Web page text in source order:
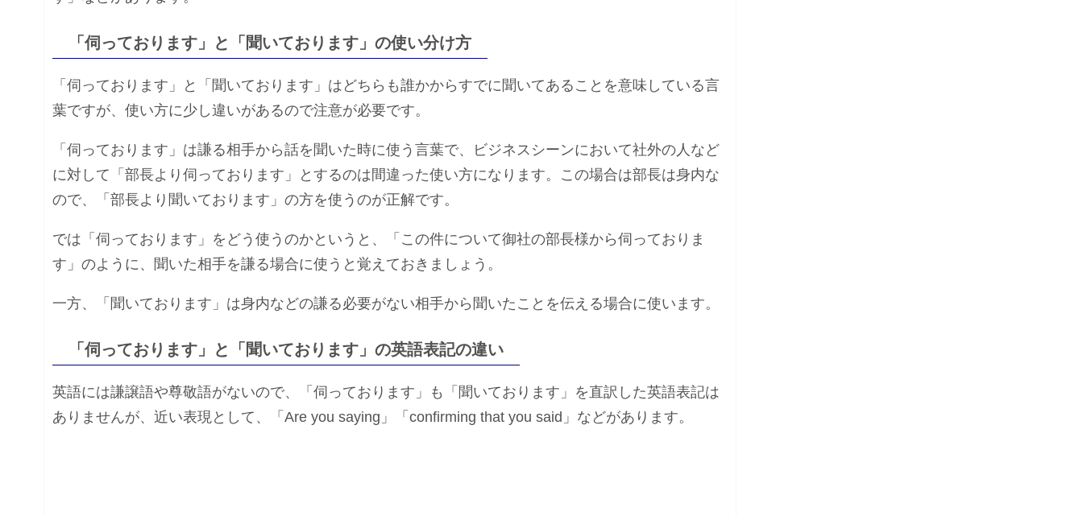
「伺っております」と「聞いております」の使い分け方
「伺っております」と「聞いております」はどちらも誰かからすでに聞いてあることを意味している言
葉ですが、使い方に少し違いがあるので注意が必要です。
「伺っております」は謙る相手から話を聞いた時に使う言葉で、ビジネスシーンにおいて社外の人など
に対して「部長より伺っております」とするのは間違った使い方になります。この場合は部長は身内な
ので、「部長より聞いております」の方を使うのが正解です。
では「伺っております」をどう使うのかというと、「この件について御社の部長様から伺っておりま
す」のように、聞いた相手を謙る場合に使うと覚えておきましょう。
一方、「聞いております」は身内などの謙る必要がない相手から聞いたことを伝える場合に使います。
「伺っております」と「聞いております」の英語表記の違い
英語には謙譲語や尊敬語がないので、「伺っております」も「聞いております」を直訳した英語表記は
ありませんが、近い表現として、「Are you saying」「confirming that you said」などがあります。